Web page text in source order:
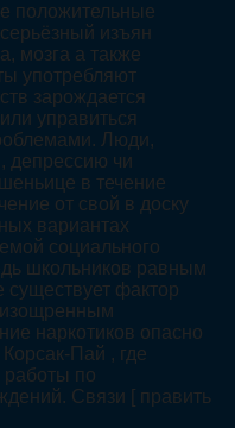
положительные
изъян
мозга а также
употребляют
зарождается
управиться
Люди,
депрессию чи
в течение
от свой в доску
вариантах
социального
школьников равным
фактор
изощренным
наркотиков опасно
Пай , где
работы по
Связи [ править